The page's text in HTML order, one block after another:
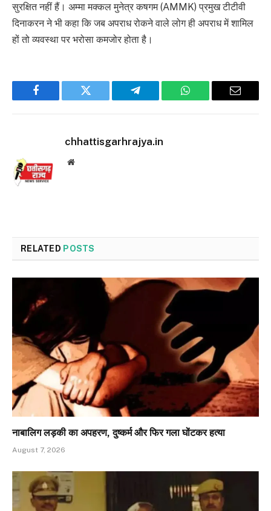
सुरक्षित नहीं हैं। अम्मा मक्कल मुनेत्र कषगम (AMMK) प्रमुख टीटीवी
दिनाकरन ने भी कहा कि जब अपराध रोकने वाले लोग ही अपराध में शामिल
हों तो व्यवस्था पर भरोसा कमजोर होता है।
Facebook Twitter Telegram WhatsApp Email
chhattisgarhrajya.in
Website
RELATED POSTS
नाबालिग लड़की का अपहरण, दुष्कर्म और फिर गला घोंटकर हत्या
August 7, 2026